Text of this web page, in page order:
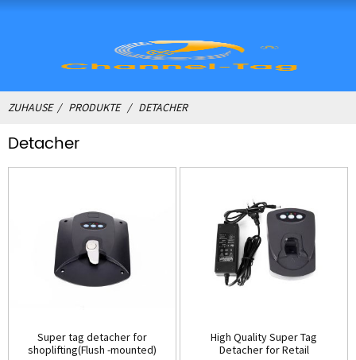
ZUHAUSE PRODUKTE DETACHER
Detacher
Super tag detacher for
shoplifting(Flush -mounted)
High Quality Super Tag
Detacher for Retail